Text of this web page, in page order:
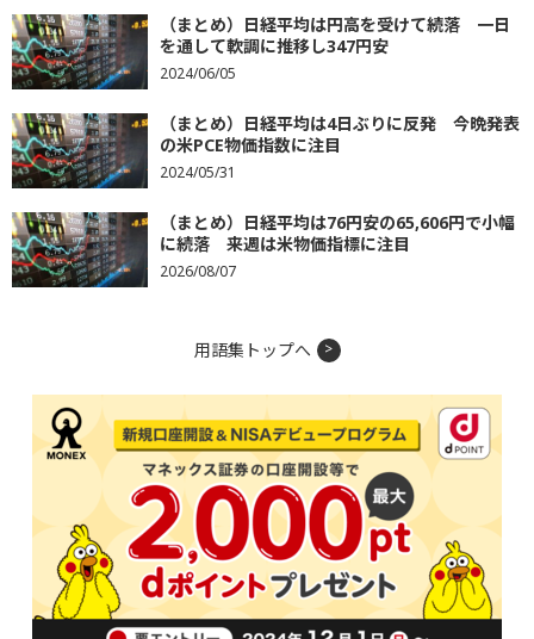
（まとめ）日経平均は円高を受けて続落 一日
を通して軟調に推移し347円安
2024/06/05
（まとめ）日経平均は4日ぶりに反発 今晩発表
の米PCE物価指数に注目
2024/05/31
（まとめ）日経平均は76円安の65,606円で小幅
に続落 来週は米物価指標に注目
2026/08/07
用語集トップへ